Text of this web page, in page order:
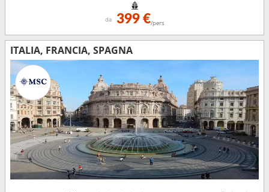
da 399 €/pers
ITALIA, FRANCIA, SPAGNA